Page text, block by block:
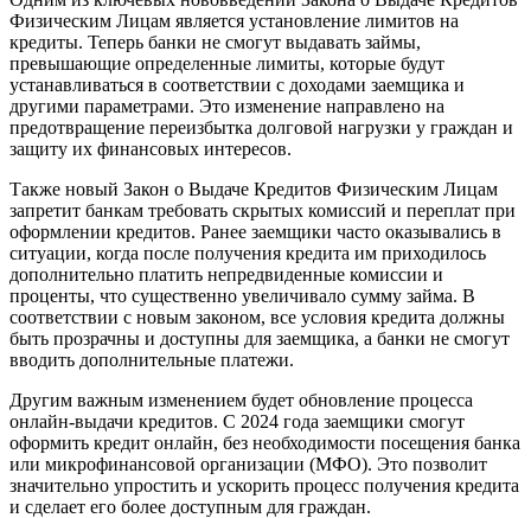
Физическим Лицам является установление лимитов на
кредиты. Теперь банки не смогут выдавать займы,
превышающие определенные лимиты, которые будут
устанавливаться в соответствии с доходами заемщика и
другими параметрами. Это изменение направлено на
предотвращение переизбытка долговой нагрузки у граждан и
защиту их финансовых интересов.
Также новый Закон о Выдаче Кредитов Физическим Лицам
запретит банкам требовать скрытых комиссий и переплат при
оформлении кредитов. Ранее заемщики часто оказывались в
ситуации, когда после получения кредита им приходилось
дополнительно платить непредвиденные комиссии и
проценты, что существенно увеличивало сумму займа. В
соответствии с новым законом, все условия кредита должны
быть прозрачны и доступны для заемщика, а банки не смогут
вводить дополнительные платежи.
Другим важным изменением будет обновление процесса
онлайн-выдачи кредитов. С 2024 года заемщики смогут
оформить кредит онлайн, без необходимости посещения банка
или микрофинансовой организации (МФО). Это позволит
значительно упростить и ускорить процесс получения кредита
и сделает его более доступным для граждан.